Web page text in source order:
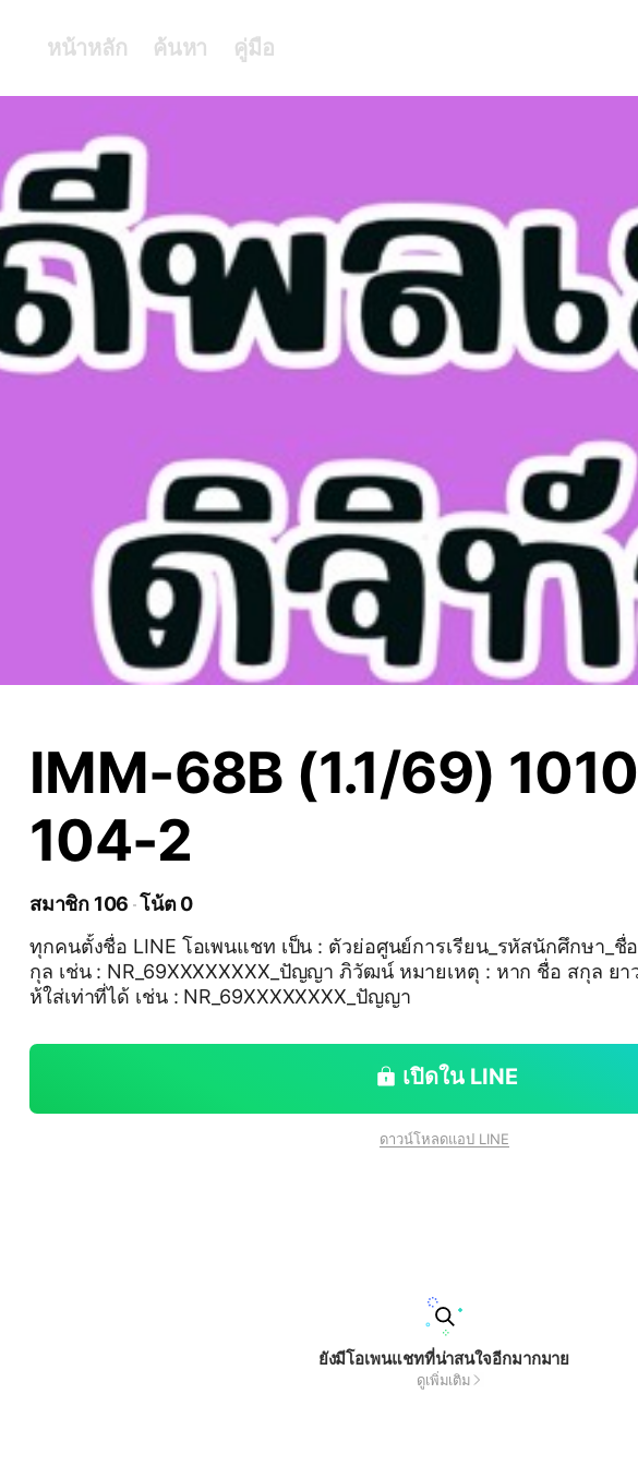
หน้าหลัก ค้นหา คู่มือ
IMM-68B (1.1/69) 1010
104-2
สมาชิก 106 โน้ต 0
ทุกคนตั้งชื่อ LINE โอเพนแชท เป็น : ตัวย่อศูนย์การเรียน_รหัสนักศึกษา_ชื่อ ส
กุล เช่น : NR_69XXXXXXXX_ปัญญา ภิวัฒน์ หมายเหตุ : หาก ชื่อ สกุล ยาว ใ
ห้ใส่เท่าที่ได้ เช่น : NR_69XXXXXXXX_ปัญญา
เปิดใน LINE
ดาวน์โหลดแอป LINE
ยังมีโอเพนแชทที่น่าสนใจอีกมากมาย
ดูเพิ่มเติม